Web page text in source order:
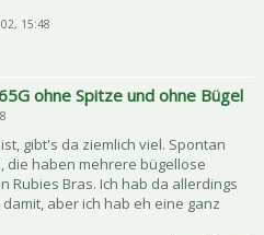
15:48
ohne Spitze und ohne Bügel
gibt's da ziemlich viel. Spontan
die haben mehrere bügellose
Rubies Bras. Ich hab da allerdings
aber ich hab eh eine ganz